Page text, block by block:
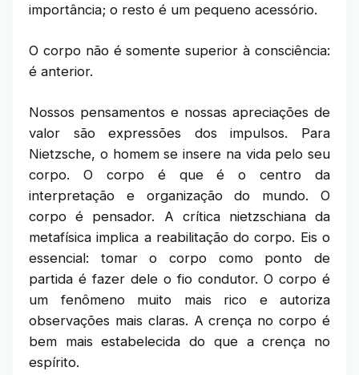
importância; o resto é um pequeno acessório.
O corpo não é somente superior à consciência:
é anterior.
Nossos pensamentos e nossas apreciações de
valor são expressões dos impulsos. Para
Nietzsche, o homem se insere na vida pelo seu
corpo. O corpo é que é o centro da
interpretação e organização do mundo. O
corpo é pensador. A crítica nietzschiana da
metafísica implica a reabilitação do corpo. Eis o
essencial: tomar o corpo como ponto de
partida é fazer dele o fio condutor. O corpo é
um fenômeno muito mais rico e autoriza
observações mais claras. A crença no corpo é
bem mais estabelecida do que a crença no
espírito.